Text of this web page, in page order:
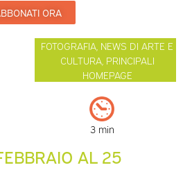
ORA
FOTOGRAFIA NEWS DI ARTE E
CULTURA, PRINCIPALI
HOMEPAGE
3 min
AL 25